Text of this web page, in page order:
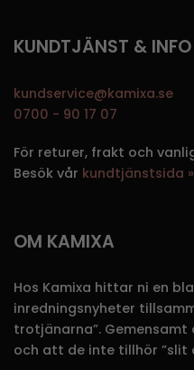
KUNDTJÄNST & INFO
kundservice@kamixa.se
0700 - 90 17 07
För returer, frakt och
Besök vår kundtjänstsida »
OM KAMIXA
Hos Kamixa hittar ni en
inredningsnyheter
trotjänarna”.
och att de inte tillhör ”slit